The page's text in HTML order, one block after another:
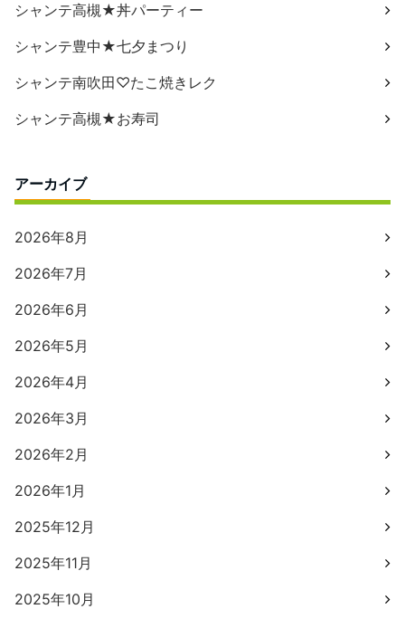
シャンテ高槻★丼パーティー
シャンテ豊中★七夕まつり
シャンテ南吹田♡たこ焼きレク
シャンテ高槻★お寿司
アーカイブ
2026年8月
2026年7月
2026年6月
2026年5月
2026年4月
2026年3月
2026年2月
2026年1月
2025年12月
2025年11月
2025年10月